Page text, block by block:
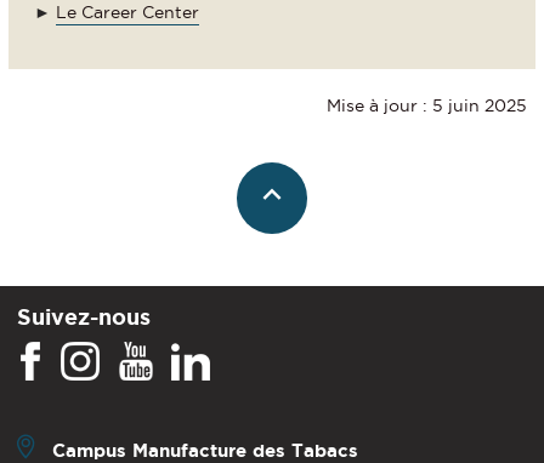
► Le Career Center
Mise à jour : 5 juin 2025
Suivez-nous
Campus Manufacture des Tabacs